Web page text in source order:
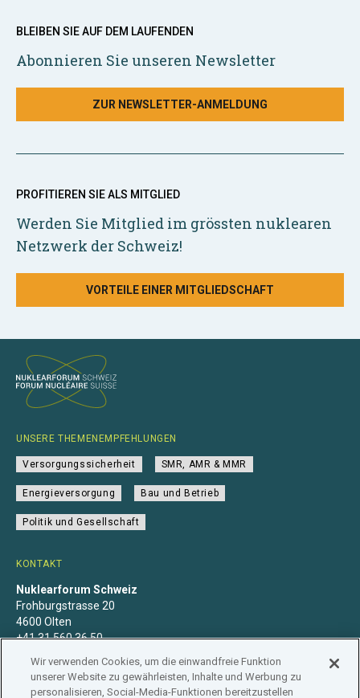
BLEIBEN SIE AUF DEM LAUFENDEN
Abonnieren Sie unseren Newsletter
ZUR NEWSLETTER-ANMELDUNG
PROFITIEREN SIE ALS MITGLIED
Werden Sie Mitglied im grössten nuklearen
Netzwerk der Schweiz!
VORTEILE EINER MITGLIEDSCHAFT
KONTAKT
Nuklearforum Schweiz
Frohburgstrasse 20
4600 Olten
+41 31 560 36 50
UNSERE THEMENEMPFEHLUNGEN
Versorgungssicherheit SMR, AMR & MMR
Energieversorgung Bau und Betrieb
Politik und Gesellschaft
Wir verwenden Cookies, um die einwandfreie Funktion
unserer Website zu gewährleisten, Inhalte und Werbung zu
personalisieren, Social-Media-Funktionen bereitzustellen